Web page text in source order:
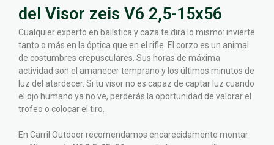
del Visor zeis V6 2,5-15x56
Cualquier experto en balística y caza te dirá lo mismo: invierte
tanto o más en la óptica que en el rifle. El corzo es un animal
de costumbres crepusculares. Sus horas de máxima
actividad son el amanecer temprano y los últimos minutos de
luz del atardecer. Si tu visor no es capaz de captar luz cuando
el ojo humano ya no ve, perderás la oportunidad de valorar el
trofeo o colocar el tiro.
En Carril Outdoor recomendamos encarecidamente montar